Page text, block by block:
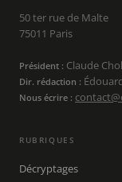
50 ter rue de Malte
75011 Paris
Président : Claude
Dir. rédaction :
Nous écrire :
RUBRIQUES
Décryptages